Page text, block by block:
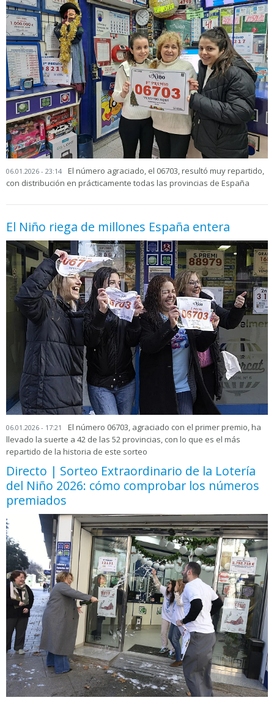
06.01.2026 - 23:14
El número agraciado, el 06703, resultó muy repartido,
con distribución en prácticamente todas las provincias de España
El Niño riega de millones España entera
06.01.2026 - 17:21
El número 06703, agraciado con el primer premio, ha
llevado la suerte a 42 de las 52 provincias, con lo que es el más
repartido de la historia de este sorteo
Directo | Sorteo Extraordinario de la Lotería
del Niño 2026: cómo comprobar los números
premiados